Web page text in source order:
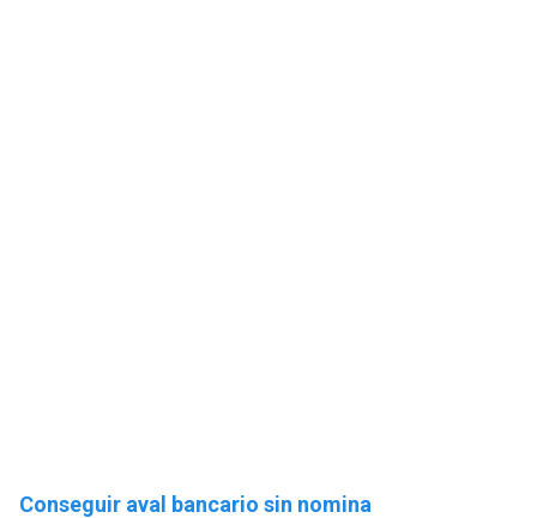
Conseguir aval bancario sin nomina